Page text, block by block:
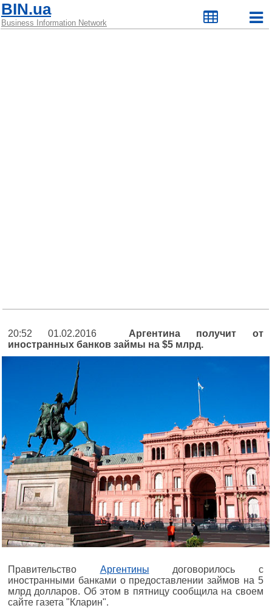
BIN.ua
Business Information Network
20:52 01.02.2016 Аргентина получит от
иностранных банков займы на $5 млрд.
Правительство Аргентины договорилось с
иностранными банками о предоставлении займов на 5
млрд долларов. Об этом в пятницу сообщила на своем
сайте газета "Кларин".